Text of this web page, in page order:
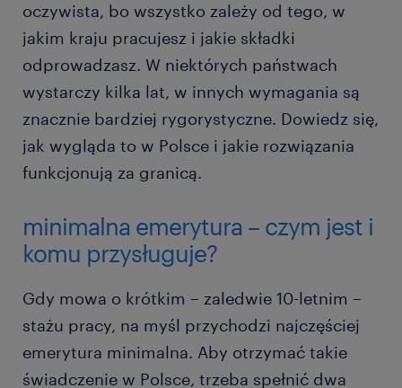
oczywista, bo wszystko zależy od tego, w
jakim kraju pracujesz i jakie składki
odprowadzasz. W niektórych państwach
wystarczy kilka lat, w innych wymagania są
znacznie bardziej rygorystyczne. Dowiedz się,
jak wygląda to w Polsce i jakie rozwiązania
funkcjonują za granicą.
minimalna emerytura – czym jest i
komu przysługuje?
Gdy mowa o krótkim – zaledwie 10-letnim –
stażu pracy, na myśl przychodzi najczęściej
emerytura minimalna. Aby otrzymać takie
świadczenie w Polsce, trzeba spełnić dwa